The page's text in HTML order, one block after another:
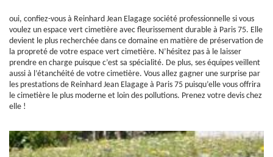
oui, confiez-vous à Reinhard Jean Elagage société professionnelle si vous
voulez un espace vert cimetière avec fleurissement durable à Paris 75. Elle
devient le plus recherchée dans ce domaine en matière de préservation de
la propreté de votre espace vert cimetière. N’hésitez pas à le laisser
prendre en charge puisque c’est sa spécialité. De plus, ses équipes veillent
aussi à l’étanchéité de votre cimetière. Vous allez gagner une surprise par
les prestations de Reinhard Jean Elagage à Paris 75 puisqu’elle vous offrira
le cimetière le plus moderne et loin des pollutions. Prenez votre devis chez
elle !